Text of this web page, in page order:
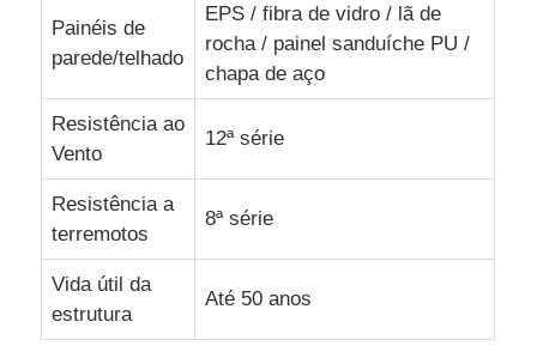
Painéis de
parede/telhado
EPS / fibra de vidro / lã de
rocha / painel sanduíche PU /
chapa de aço
Resistência ao
Vento
12ª série
Resistência a
terremotos
8ª série
Vida útil da
estrutura
Até 50 anos